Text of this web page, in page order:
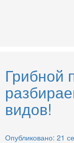
Грибной
видов!
Опубликовано: 21